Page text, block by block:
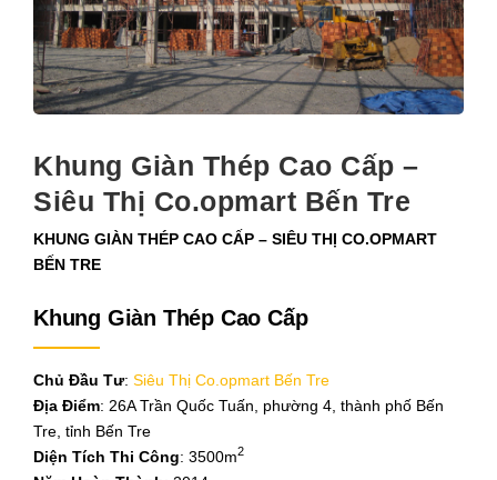
Khung Giàn Thép Cao Cấp –
Siêu Thị Co.opmart Bến Tre
KHUNG GIÀN THÉP CAO CẤP – SIÊU THỊ CO.OPMART
BẾN TRE
Khung Giàn Thép Cao Cấp
Chủ Đầu Tư: Siêu Thị Co.opmart Bến Tre
Địa Điểm: 26A Trần Quốc Tuấn, phường 4, thành phố Bến
Tre, tỉnh Bến Tre
Diện Tích Thi Công: 3500m2